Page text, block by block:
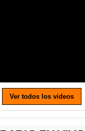
Ver todos los videos